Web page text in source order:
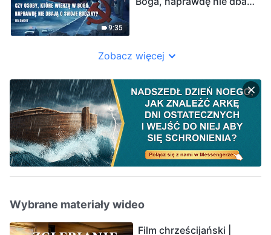
9:35
Zobacz więcej
Wybrane materiały wideo
Film chrześcijański |